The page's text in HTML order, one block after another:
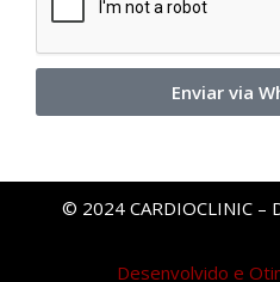
Enviar via
© 2024 CARDIOCLINIC –
Desenvolvido e